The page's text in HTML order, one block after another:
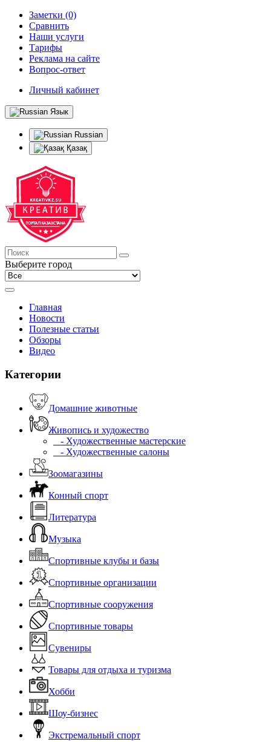
Заметки (0)
Сравнить
Наши услуги
Тарифы
Реклама на сайте
Вопрос-ответ
Личный кабинет
Язык
Russian
Қазақ
Выберите город
Главная
Новости
Полезные статьи
Обзоры
Видео
Категории
Домашние животные
Живопись и художество
- Художественные мастерские
- Художественные салоны
Зоомагазины
Конный спорт
Литература
Музыка
Спортивные клубы и базы
Спортивные организации
Спортивные сооружения
Спортивные товары
Сувениры
Товары для отдыха и туризма
Хобби
Шоу-бизнес
Экстремальный спорт